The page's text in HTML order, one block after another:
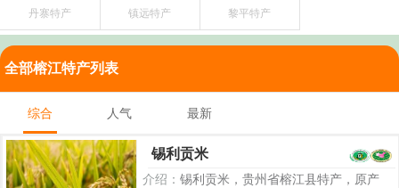
丹寨特产 镇远特产 黎平特产
全部榕江特产列表
综合 人气 最新
锡利贡米
介绍： 锡利贡米，贵州省榕江县特产，原产